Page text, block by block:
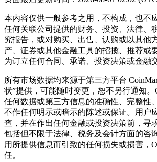
本内容仅供一般参考之用，不构成，也不
任何关联公司提供的财务、投资、法律、
究报告，或对购买、出售、认购或以其他
产、证券或其他金融工具的招揽、推荐或
为订立任何合同、承诺、投资决策或金融
所有市场数据均来源于第三方平台
状”提供，可能随时变更，恕不另行通知
任何数据或第三方信息的准确性、完整性
不作任何明示或暗示的陈述或保证。用户
查，并在作出任何金融或投资决策前，寻
包括但不限于法律、税务及会计方面的咨
用所提供信息而引致的任何损失或损害，
任。